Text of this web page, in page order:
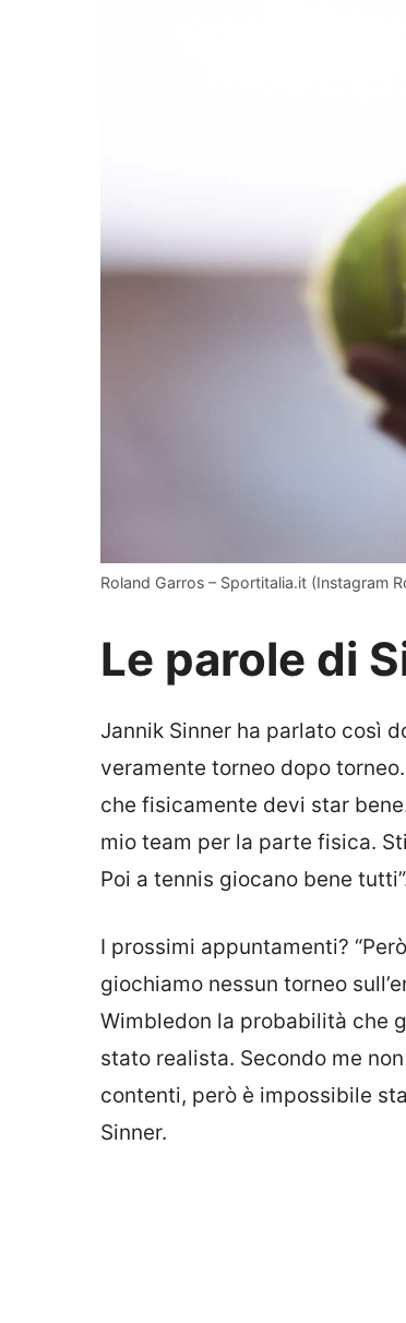
Roland Garros – Sportitalia.it (Instagram
Le parole di
Jannik Sinner ha parlato così
veramente torneo dopo
che fisicamente devi star
mio team per la parte fisica.
Poi a tennis giocano bene
I prossimi appuntamenti?
giochiamo nessun torneo
Wimbledon la probabilità che
stato realista. Secondo me
contenti, però è impossibile
Sinner.